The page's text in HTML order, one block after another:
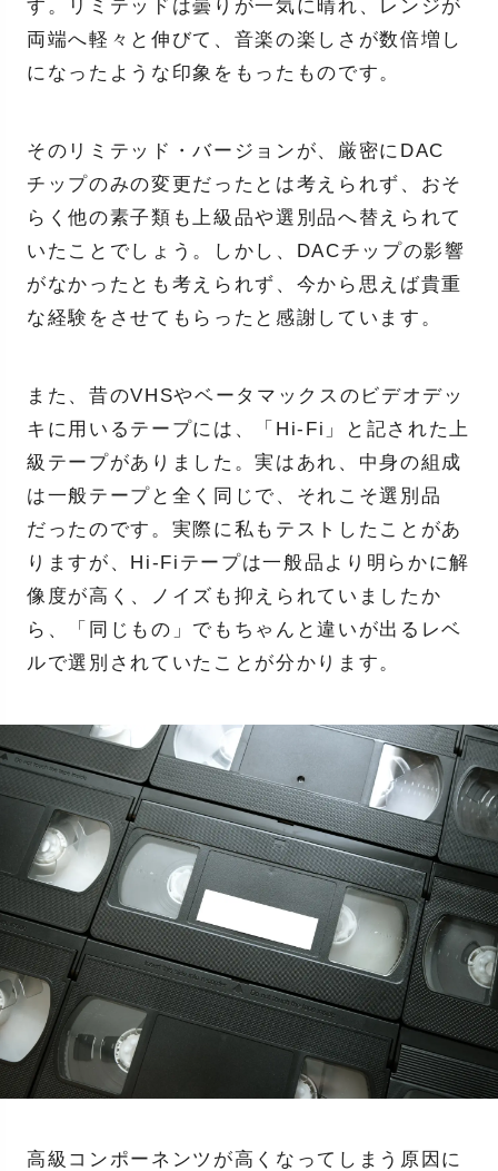
す。リミテッドは曇りが一気に晴れ、レンジが
両端へ軽々と伸びて、音楽の楽しさが数倍増し
になったような印象をもったものです。
そのリミテッド・バージョンが、厳密にDAC
チップのみの変更だったとは考えられず、おそ
らく他の素子類も上級品や選別品へ替えられて
いたことでしょう。しかし、DACチップの影響
がなかったとも考えられず、今から思えば貴重
な経験をさせてもらったと感謝しています。
また、昔のVHSやベータマックスのビデオデッ
キに用いるテープには、「Hi-Fi」と記された上
級テープがありました。実はあれ、中身の組成
は一般テープと全く同じで、それこそ選別品
だったのです。実際に私もテストしたことがあ
りますが、Hi-Fiテープは一般品より明らかに解
像度が高く、ノイズも抑えられていましたか
ら、「同じもの」でもちゃんと違いが出るレベ
ルで選別されていたことが分かります。
高級コンポーネンツが高くなってしまう原因に